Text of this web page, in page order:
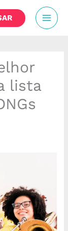
lista